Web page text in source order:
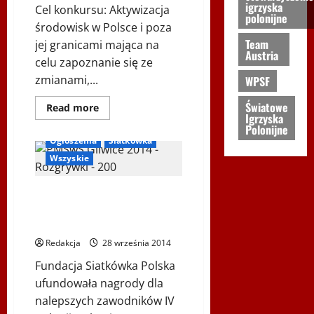
Cel konkursu: Aktywizacja
środowisk w Polsce i poza
jej granicami mająca na
celu zapoznanie się ze
zmianami,...
Read moreDowiedz
się
KONKURS
„Moja
Polska
–
w
Polsce”
Gliwice 2014
Ogłoszenia
Siatkówka
Wszyskie
Redakcja 28 września 2014
Fundacja Siatkówka Polska
ufundowała nagrody dla
nalepszych zawodników IV
igrzyska
polonijne
Team
Austria
WPSF
Światowe
Igrzyska
Polonijne